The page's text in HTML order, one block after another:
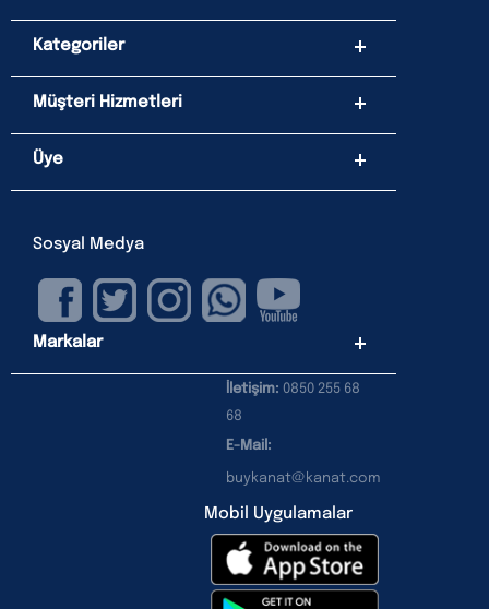
Kategoriler
Müşteri Hizmetleri
Üye
Sosyal Medya
Markalar
İletişim: 0850 255 68
68
E-Mail:
buykanat@kanat.com
Mobil Uygulamalar